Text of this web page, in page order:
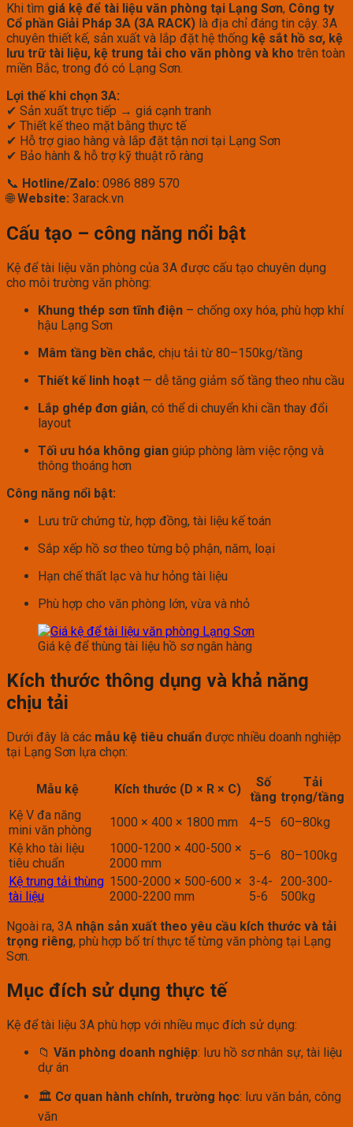
Khi tìm giá kệ để tài liệu văn phòng tại Lạng Sơn, Công ty
Cổ phần Giải Pháp 3A (3A RACK) là địa chỉ đáng tin cậy. 3A
chuyên thiết kế, sản xuất và lắp đặt hệ thống kệ sắt hồ sơ, kệ
lưu trữ tài liệu, kệ trung tải cho văn phòng và kho trên toàn
miền Bắc, trong đó có Lạng Sơn.
Lợi thế khi chọn 3A:
✔ Sản xuất trực tiếp → giá cạnh tranh
✔ Thiết kế theo mặt bằng thực tế
✔ Hỗ trợ giao hàng và lắp đặt tận nơi tại Lạng Sơn
✔ Bảo hành & hỗ trợ kỹ thuật rõ ràng
📞 Hotline/Zalo: 0986 889 570
🌐Website: 3arack.vn
Cấu tạo – công năng nổi bật
Kệ để tài liệu văn phòng của 3A được cấu tạo chuyên dụng
cho môi trường văn phòng:
Khung thép sơn tĩnh điện – chống oxy hóa, phù hợp khí
hậu Lạng Sơn
Mâm tầng bền chắc, chịu tải từ 80–150kg/tầng
Thiết kế linh hoạt — dễ tăng giảm số tầng theo nhu cầu
Lắp ghép đơn giản, có thể di chuyển khi cần thay đổi
layout
Tối ưu hóa không gian giúp phòng làm việc rộng và
thông thoáng hơn
Công năng nổi bật:
Lưu trữ chứng từ, hợp đồng, tài liệu kế toán
Sắp xếp hồ sơ theo từng bộ phận, năm, loại
Hạn chế thất lạc và hư hỏng tài liệu
Phù hợp cho văn phòng lớn, vừa và nhỏ
Giá kệ để thùng tài liệu hồ sơ ngân hàng
Kích thước thông dụng và khả năng
chịu tải
Dưới đây là các mẫu kệ tiêu chuẩn được nhiều doanh nghiệp
tại Lạng Sơn lựa chọn:
Mẫu kệ Kích thước (D × R × C)
Số
tầng
Tải
trọng/tầng
Kệ V đa năng
mini văn phòng
1000 × 400 × 1800 mm 4–5
60–80kg
Kệ kho tài liệu
tiêu chuẩn
1000-1200 × 400-500 ×
2000 mm
5–6
80–100kg
Kệ trung tải thùng
tài liệu
1500-2000 × 500-600 ×
2000-2200 mm
3-4-
5-6
200-300-
500kg
Ngoài ra, 3A nhận sản xuất theo yêu cầu kích thước và tải
trọng riêng, phù hợp bố trí thực tế từng văn phòng tại Lạng
Sơn.
Mục đích sử dụng thực tế
Kệ để tài liệu 3A phù hợp với nhiều mục đích sử dụng:
📁 Văn phòng doanh nghiệp: lưu hồ sơ nhân sự, tài liệu
dự án
🏛️ Cơ quan hành chính, trường học: lưu văn bản, công
văn